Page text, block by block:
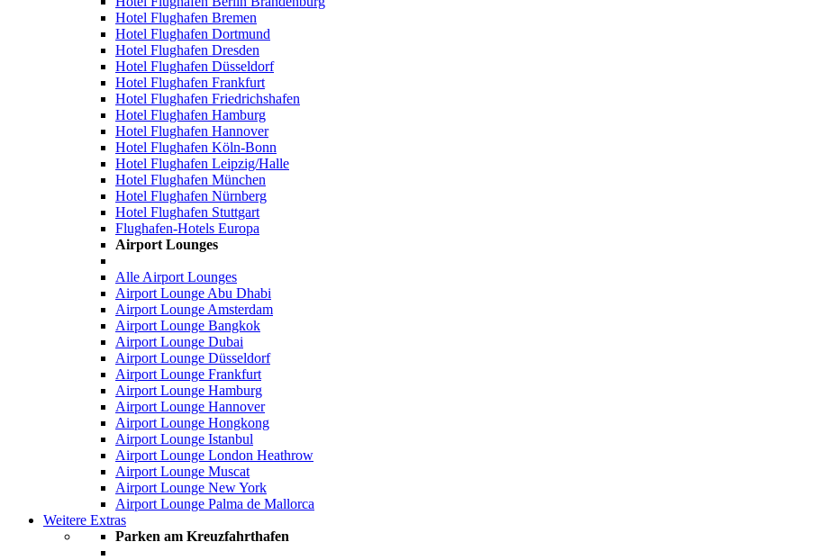
Hotel Flughafen Bremen
Hotel Flughafen Dortmund
Hotel Flughafen Dresden
Hotel Flughafen Düsseldorf
Hotel Flughafen Frankfurt
Hotel Flughafen Friedrichshafen
Hotel Flughafen Hamburg
Hotel Flughafen Hannover
Hotel Flughafen Köln-Bonn
Hotel Flughafen Leipzig/Halle
Hotel Flughafen München
Hotel Flughafen Nürnberg
Hotel Flughafen Stuttgart
Flughafen-Hotels Europa
Airport Lounges
Alle Airport Lounges
Airport Lounge Abu Dhabi
Airport Lounge Amsterdam
Airport Lounge Bangkok
Airport Lounge Dubai
Airport Lounge Düsseldorf
Airport Lounge Frankfurt
Airport Lounge Hamburg
Airport Lounge Hannover
Airport Lounge Hongkong
Airport Lounge Istanbul
Airport Lounge London Heathrow
Airport Lounge Muscat
Airport Lounge New York
Airport Lounge Palma de Mallorca
Weitere Extras
Parken am Kreuzfahrthafen